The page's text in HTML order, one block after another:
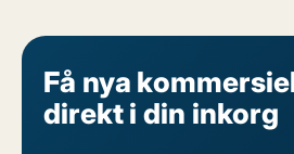
Få nya
direkt i din inkorg